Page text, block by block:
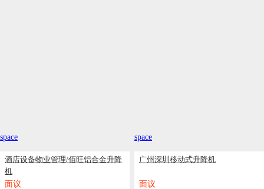
space
酒店设备物业管理/佰旺铝合金升降
机
面议
space
广州深圳移动式升降机
面议